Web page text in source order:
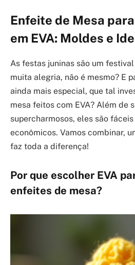
Enfeite de Mesa
em EVA: Moldes e
As festas juninas são um
muita alegria, não é mesmo? E
ainda mais especial, que tal
mesa feitos com EVA? Além de
supercharmosos, eles são
econômicos. Vamos combinar,
faz toda a diferença!
Por que escolher EVA
enfeites de mesa?